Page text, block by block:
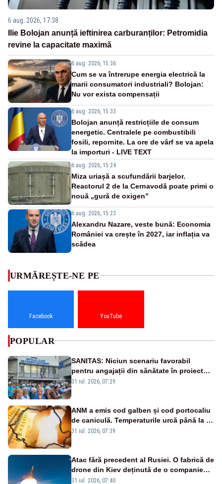
6 aug. 2026, 17:38
Ilie Bolojan anunță ieftinirea carburanților: Petromidia
revine la capacitate maximă
6 aug. 2026, 15:36
Cum se va întrerupe energia electrică la
marii consumatori industriali? Bolojan:
Nu vor exista compensații
6 aug. 2026, 15:33
Bolojan anunță restricțiile de consum
energetic. Centralele pe combustibili
fosili, repornite. La ore de vârf se va apela
la importuri - LIVE TEXT
6 aug. 2026, 15:24
Miza uriașă a scufundării barjelor.
Reactorul 2 de la Cernavodă poate primi o
nouă „gură de oxigen”
6 aug. 2026, 15:23
Alexandru Nazare, veste bună: Economia
României va crește în 2027, iar inflația va
scădea
URMĂREȘTE-NE PE
Facebook YouTube
POPULAR
SANITAS: Niciun scenariu favorabil
pentru angajații din sănătate în proiectul
Legii salarizării
31 iul. 2026, 07:29
ANM a emis cod galben și cod portocaliu
de caniculă. Temperaturile urcă până la 38
de grade, iar nopțile devin tropicale
31 iul. 2026, 07:39
Atac fără precedent al Rusiei. O fabrică de
drone din Kiev deținută de o companie
americană, distrusă de o rachetă
31 iul. 2026, 07:40